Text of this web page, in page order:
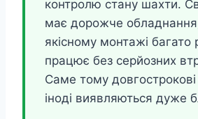
контролю стану шахти.
має дорожче
якісному монтажі багато
працює без серйозних
Саме тому довгострокові
іноді виявляються дуже